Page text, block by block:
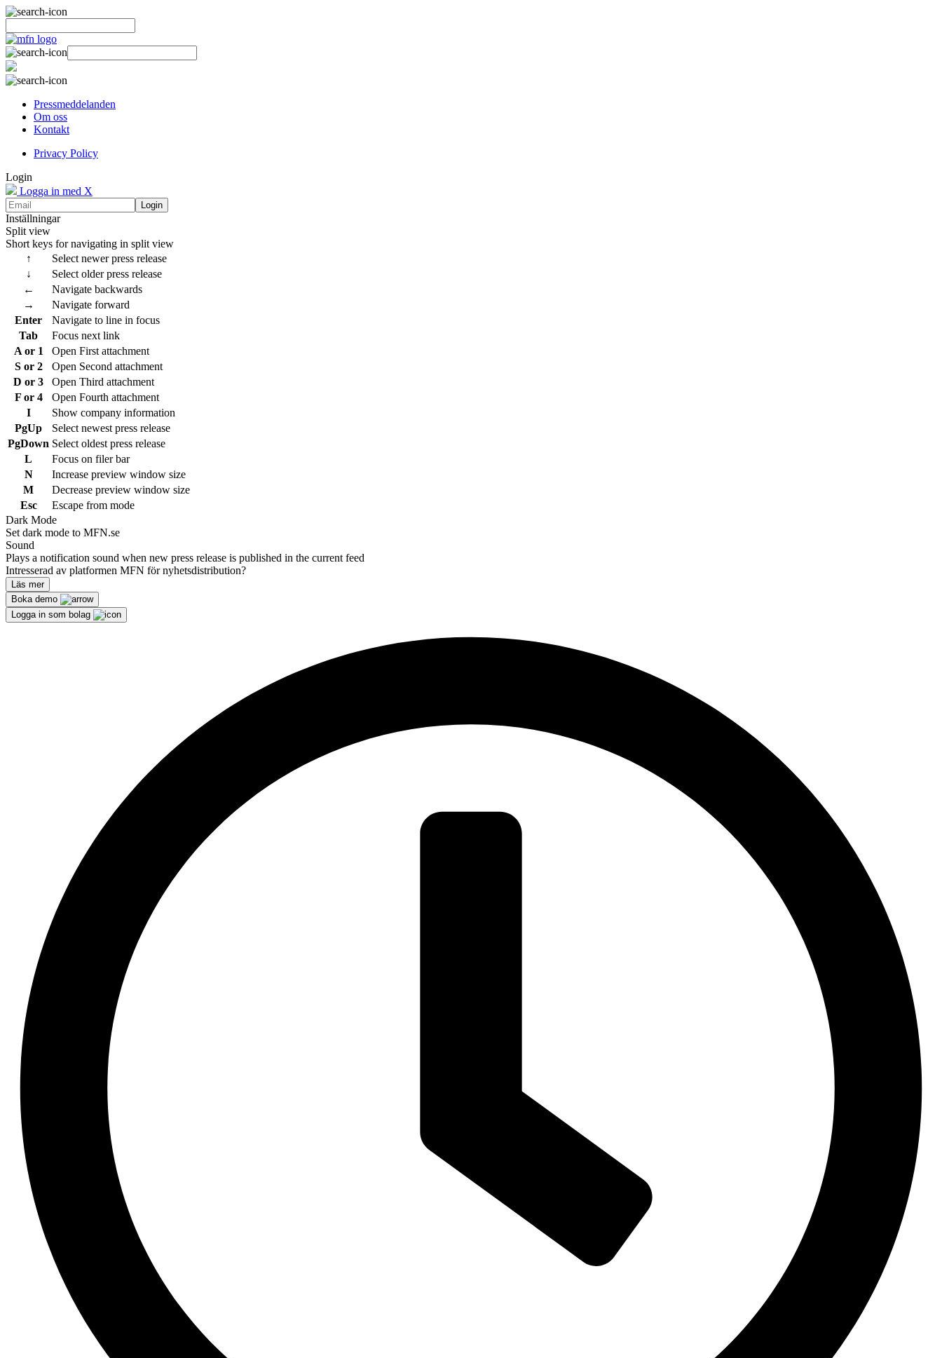
Pressmeddelanden
Om oss
Kontakt
Privacy Policy
Login
Logga in med X
Login
Inställningar
Split view
Short keys for navigating in split view
↑
Select newer press release
↓
Select older press release
←
Navigate backwards
→
Navigate forward
Enter
Navigate to line in focus
Tab
Focus next link
A or 1
Open First attachment
S or 2
Open Second attachment
D or 3
Open Third attachment
F or 4
Open Fourth attachment
I
Show company information
PgUp
Select newest press release
PgDown Select oldest press release
L
Focus on filer bar
N
Increase preview window size
M
Decrease preview window size
Esc
Escape from mode
Dark Mode
Set dark mode to MFN.se
Sound
Plays a notification sound when new press release is published in the current feed
Intresserad av platformen MFN för nyhetsdistribution?
Läs mer
Boka demo
Logga in som bolag